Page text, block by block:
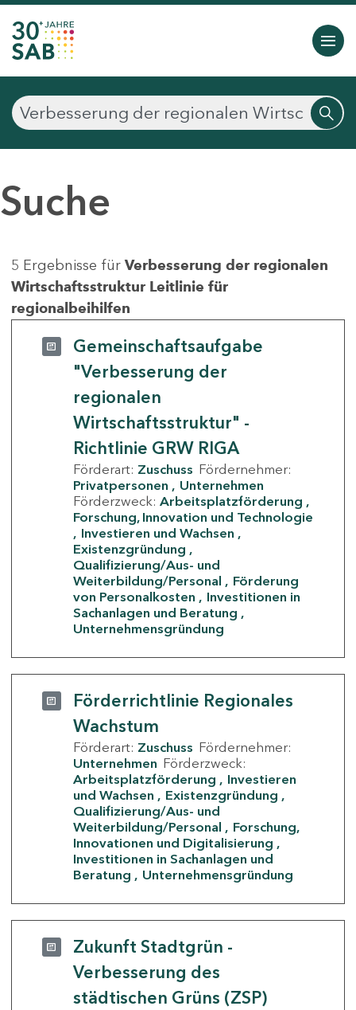
Suche
5 Ergebnisse für Verbesserung der regionalen
Wirtschaftsstruktur Leitlinie für
regionalbeihilfen
Gemeinschaftsaufgabe
"Verbesserung der
regionalen
Wirtschaftsstruktur" -
Richtlinie GRW RIGA
Förderart: Zuschuss Fördernehmer:
Privatpersonen
Unternehmen
Förderzweck: Arbeitsplatzförderung
Forschung, Innovation und Technologie
Investieren und Wachsen
Existenzgründung
Qualifizierung/Aus- und
Weiterbildung/Personal
Förderung
von Personalkosten
Investitionen in
Sachanlagen und Beratung
Unternehmensgründung
Förderrichtlinie Regionales
Wachstum
Förderart: Zuschuss Fördernehmer:
Unternehmen Förderzweck:
Arbeitsplatzförderung
Investieren
und Wachsen
Existenzgründung
Qualifizierung/Aus- und
Weiterbildung/Personal
Forschung,
Innovationen und Digitalisierung
Investitionen in Sachanlagen und
Beratung
Unternehmensgründung
Zukunft Stadtgrün -
Verbesserung des
städtischen Grüns (ZSP)